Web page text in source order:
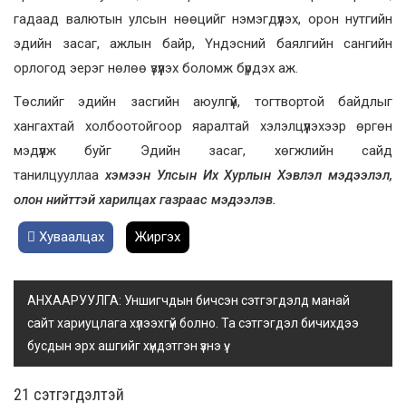
гадаад валютын улсын нөөцийг нэмэгдүүлэх, орон нутгийн
эдийн засаг, ажлын байр, Үндэсний баялгийн сангийн
орлогод эерэг нөлөө үзүүлэх боломж бүрдэх аж.
Төслийг эдийн засгийн аюулгүй, тогтвортой байдлыг
хангахтай холбоотойгоор яаралтай хэлэлцүүлэхээр өргөн
мэдүүлж буйг Эдийн засаг, хөгжлийн сайд
танилцууллаахэмээн Улсын Их Хурлын Хэвлэл мэдээлэл,
олон нийттэй харилцах газраас мэдээлэв.
Хуваалцах Жиргэх
АНХААРУУЛГА: Уншигчдын бичсэн сэтгэгдэлд манай
сайт хариуцлага хүлээхгүй болно. Та сэтгэгдэл бичихдээ
бусдын эрх ашгийг хүндэтгэн үзнэ үү.
21 cэтгэгдэлтэй